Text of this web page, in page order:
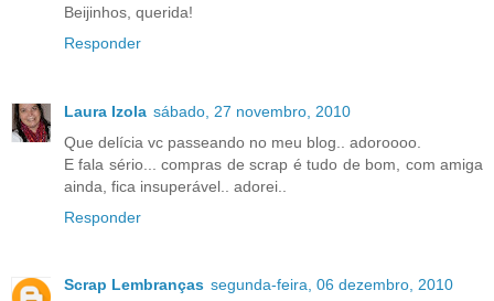
Beijinhos, querida!
Responder
Laura Izola sábado, 27 novembro, 2010
Que delícia vc passeando no meu blog.. adoroooo.
E fala sério... compras de scrap é tudo de bom, com amiga
ainda, fica insuperável.. adorei..
Responder
Scrap Lembranças segunda-feira, 06 dezembro, 2010